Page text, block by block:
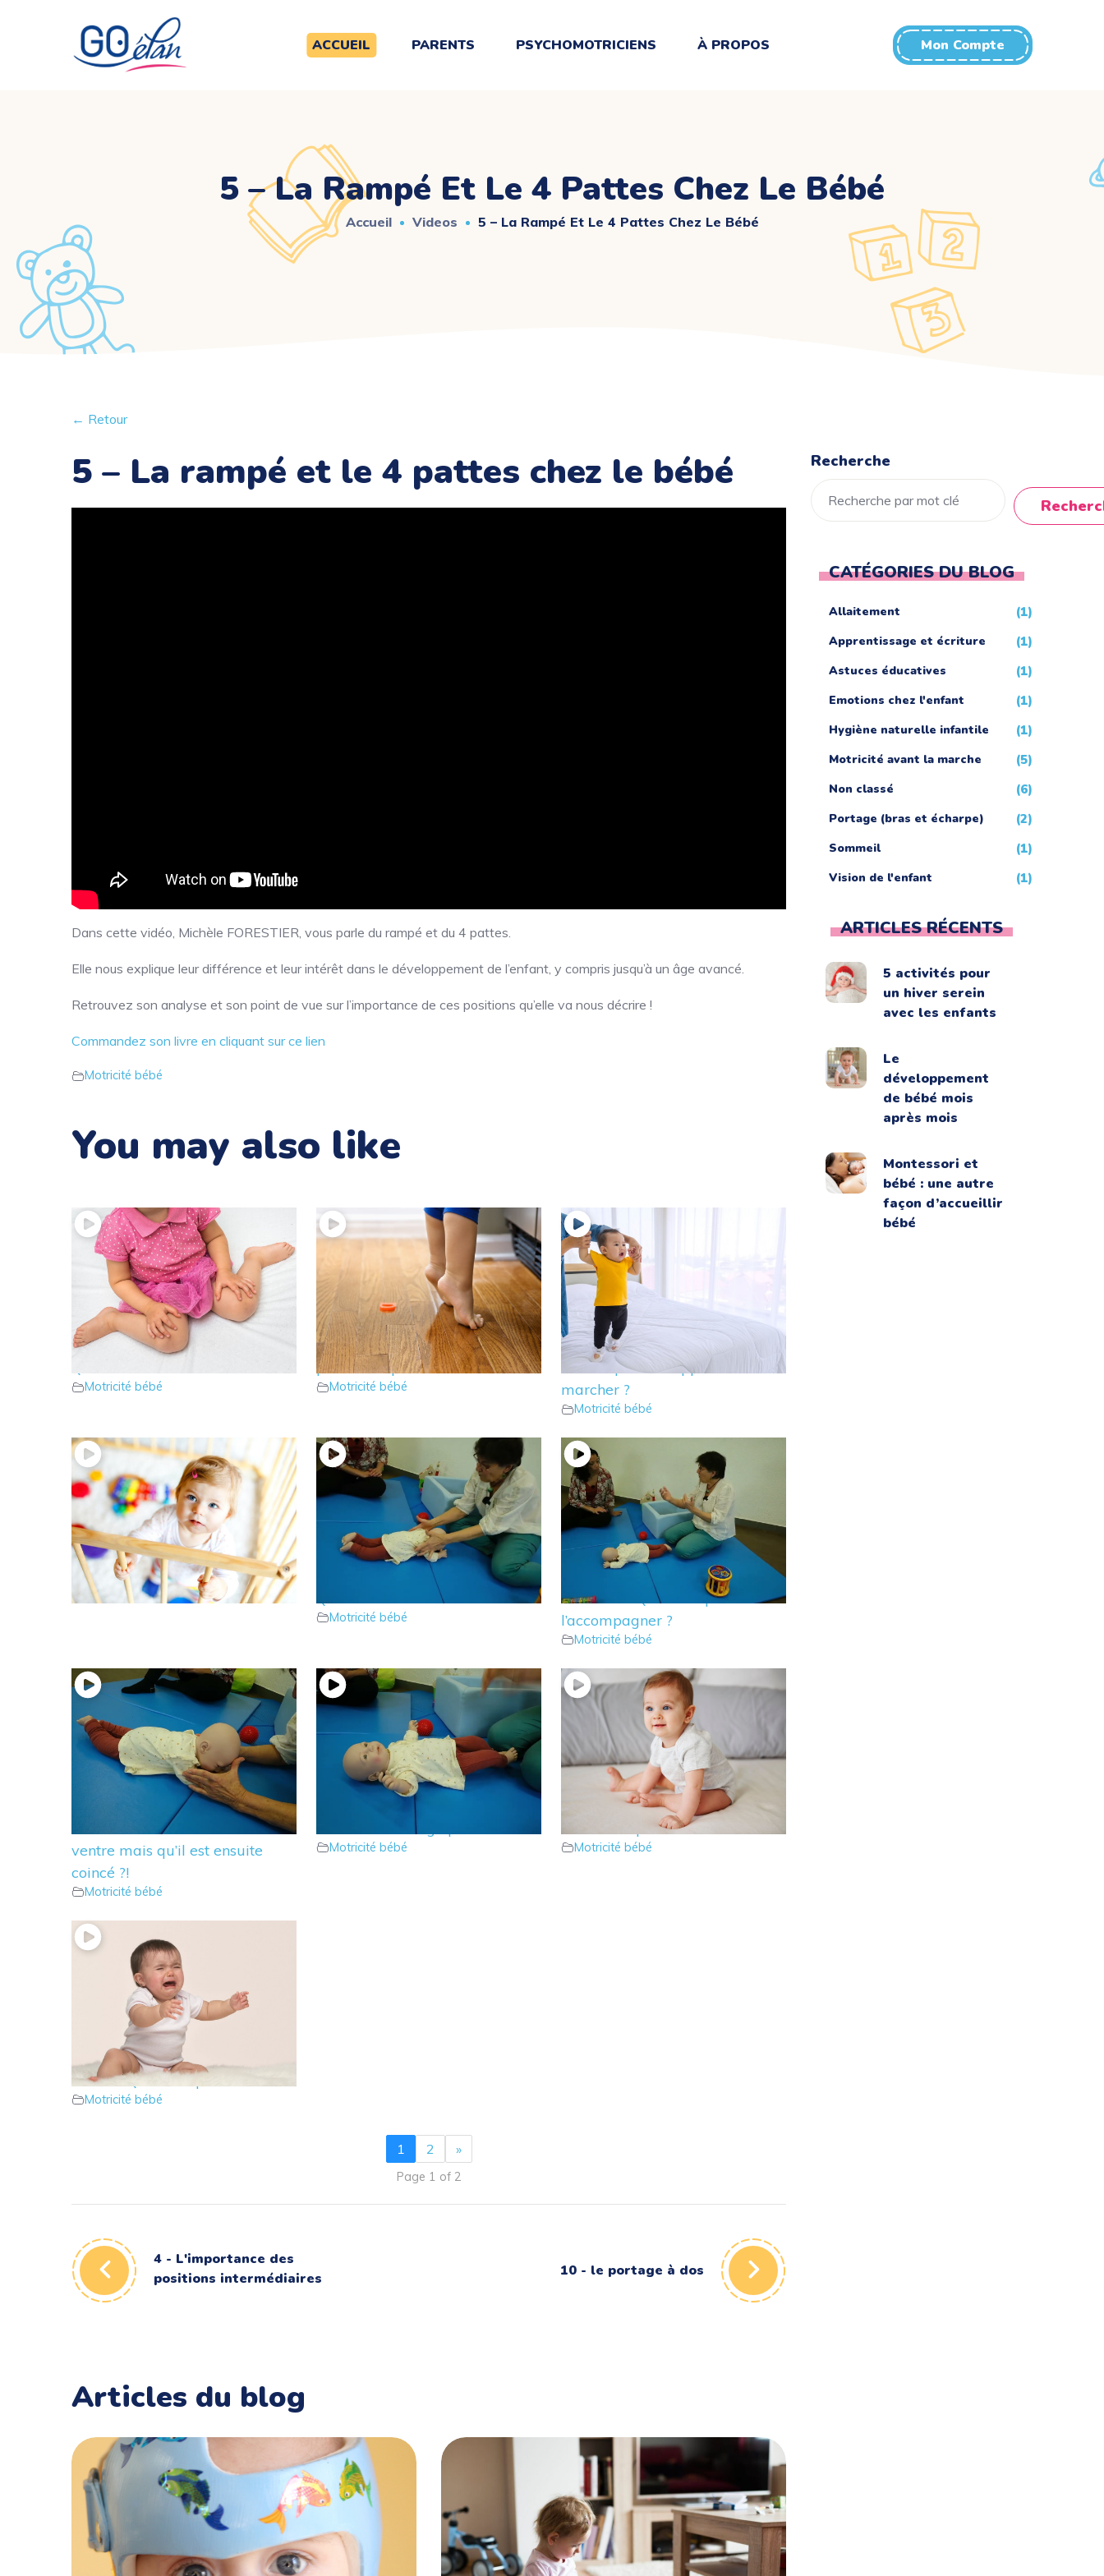
ACCUEIL PARENTS PSYCHOMOTRICIENS À PROPOS Mon Compte
5 – La Rampé Et Le 4 Pattes Chez Le Bébé
Accueil Videos 5 – La Rampé Et Le 4 Pattes Chez Le Bébé
← Retour
5 – La rampé et le 4 pattes chez le bébé
Dans cette vidéo, Michèle FORESTIER, vous parle du rampé et du 4 pattes.
Elle nous explique leur différence et leur intérêt dans le développement de l’enfant, y compris jusqu’à un âge avancé.
Retrouvez son analyse et son point de vue sur l’importance de ces positions qu’elle va nous décrire !
Commandez son livre en cliquant sur ce lien
Motricité bébé
You may also like
18 – Votre enfant s’assoit en W ?
Motricité bébé
17 – Votre enfant marche sur la
pointe des pieds ?
Motricité bébé
16 – Doit-on tenir les mains de
l’enfant pour lui apprendre à
marcher ?
Motricité bébé
15 – Que dire du parc ?
Motricité bébé
14 – Bébé rampe en arrière ?
Motricité bébé
13 – Bébé ne rampe qu’avec un
seul côté ? Que faire pour
l’accompagner ?
Motricité bébé
12 – Que faire lorsque votre
bébé se retourne du dos sur le
ventre mais qu’il est ensuite
coincé ?!
Motricité bébé
11 – Que faire lorsque bébé est
tout mou et bouge peu ?
Motricité bébé
10 – Que faire lorsque mon
bébé se déplace sur les fesses ?
Motricité bébé
9 – Bébé est bloqué en position
assise ? Que faire pour l’aider ?
Motricité bébé
1 2 »
Page 1 of 2
4 - L'importance des
positions intermédiaires
10 - le portage à dos
Articles du blog
Recherche
CATÉGORIES DU BLOG
Allaitement (1)
Apprentissage et écriture (1)
Astuces éducatives (1)
Emotions chez l'enfant (1)
Hygiène naturelle infantile (1)
Motricité avant la marche (5)
Non classé (6)
Portage (bras et écharpe) (2)
Sommeil (1)
Vision de l'enfant (1)
ARTICLES RÉCENTS
5 activités pour
un hiver serein
avec les enfants
Le
développement
de bébé mois
après mois
Montessori et
bébé : une autre
façon d’accueillir
bébé